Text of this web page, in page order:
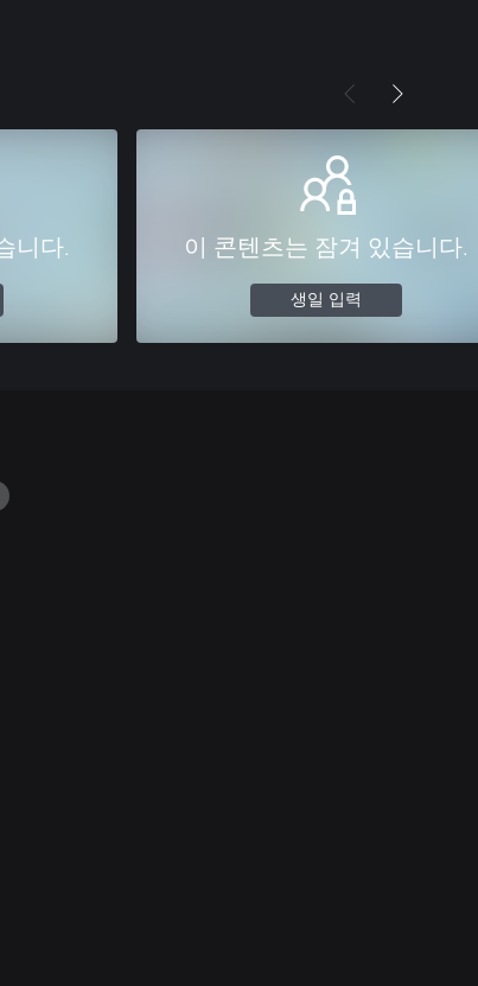
니다. 이 콘텐츠는 잠겨 있습니다.
생일 입력